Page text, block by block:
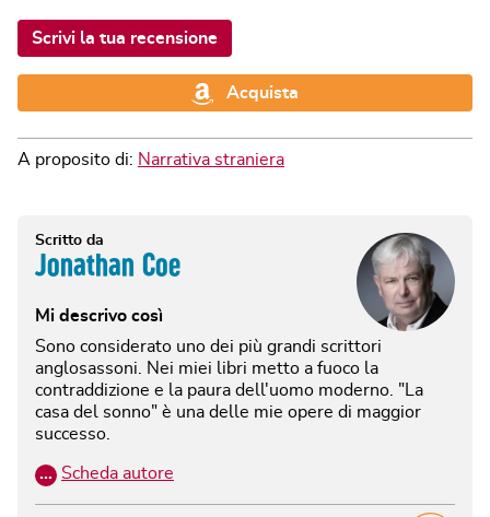
Scrivi la tua recensione
Acquista
A proposito di: Narrativa straniera
Scritto da
Jonathan Coe
Mi descrivo così
Sono considerato uno dei più grandi scrittori
anglosassoni. Nei miei libri metto a fuoco la
contraddizione e la paura dell'uomo moderno. "La
casa del sonno" è una delle mie opere di maggior
successo.
… Scheda autore